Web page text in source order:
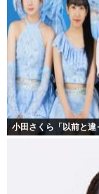
小田さくら「以前と違